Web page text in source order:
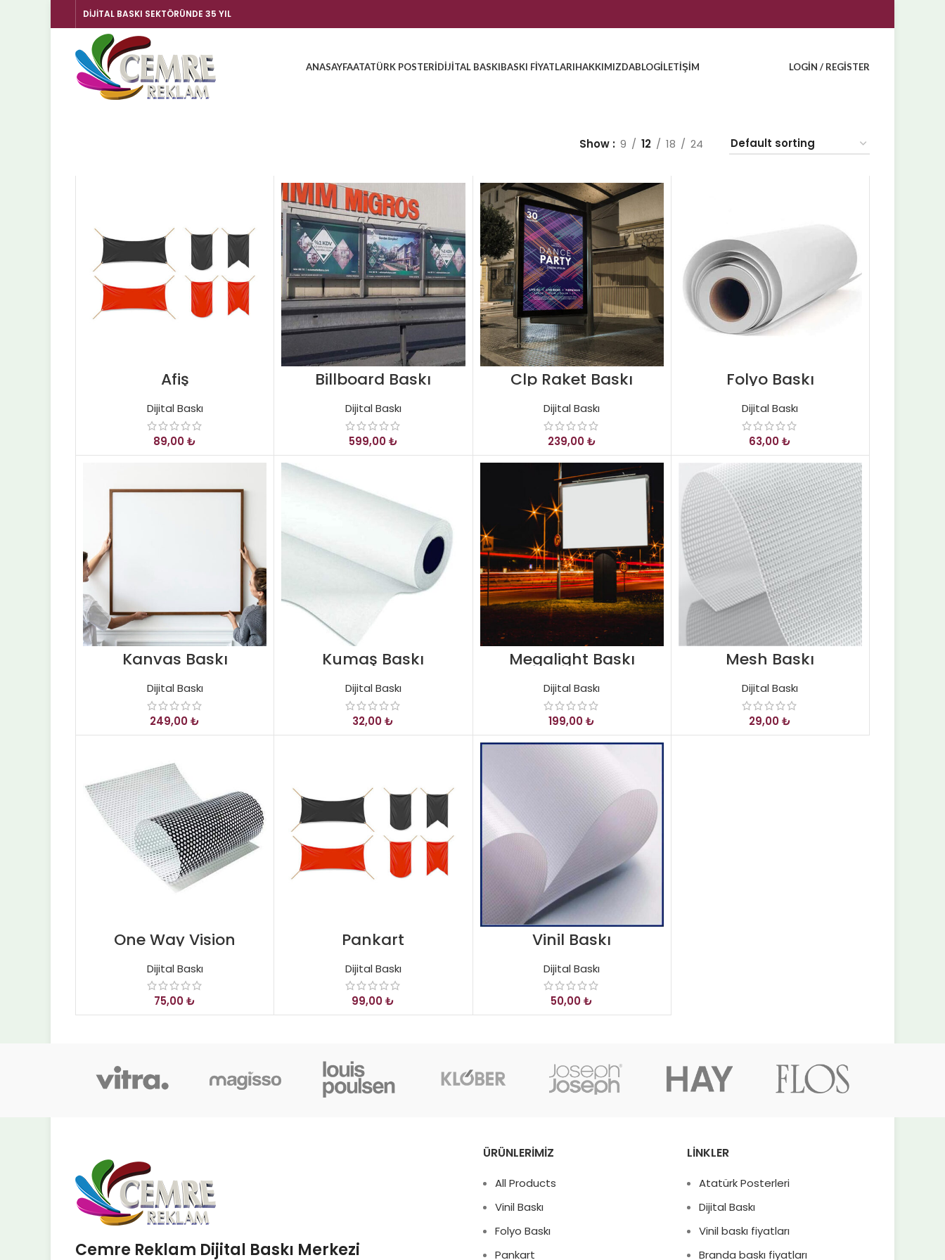
DİJİTAL BASKI SEKTÖRÜNDE 35 YIL
ANASAYFAATATÜRK POSTERIDIJITAL BASKIBASKI FIYATLARIHAKKIMIZDABLOGİLETIŞIM LOGIN / REGISTER
Show 9 12 18 24
Afiş
Dijital Baskı
₺
Billboard Baskı
Dijital Baskı
₺
Clp Raket Baskı
Dijital Baskı
₺
Folyo Baskı
Dijital Baskı
₺
Kanvas Baskı
Dijital Baskı
₺
Kumaş Baskı
Dijital Baskı
₺
Megalight Baskı
Dijital Baskı
₺
Mesh Baskı
Dijital Baskı
₺
One Way Vision
Dijital Baskı
₺
Pankart
Dijital Baskı
₺
Vinil Baskı
Dijital Baskı
₺
Cemre Reklam Dijital Baskı Merkezi
ÜRÜNLERİMİZ
All Products
Vinil Baskı
Folyo Baskı
Pankart
LINKLER
Atatürk Posterleri
Dijital Baskı
Vinil baskı fiyatları
Branda baskı fiyatları